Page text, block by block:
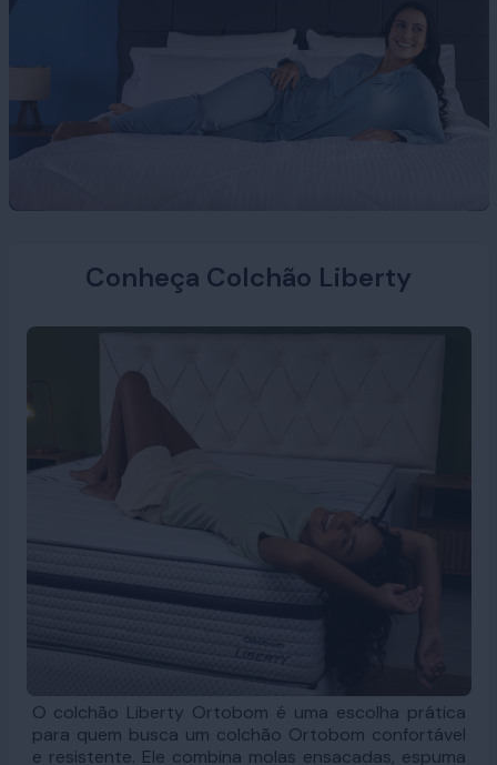
Conheça Colchão Liberty
O colchão Liberty Ortobom é uma escolha prática
para quem busca um colchão Ortobom confortável
e resistente. Ele combina molas ensacadas, espuma